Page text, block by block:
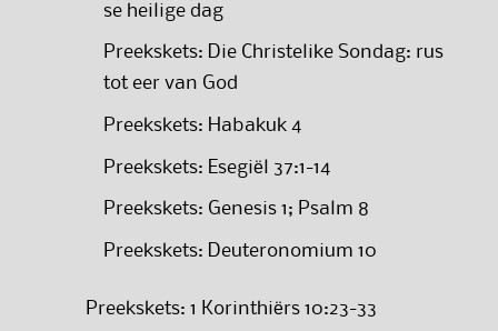
se heilige dag
Preekskets: Die Christelike Sondag: rus
tot eer van God
Preekskets: Habakuk 4
Preekskets: Esegiël 37:1-14
Preekskets: Genesis 1; Psalm 8
Preekskets: Deuteronomium 10
Preekskets: 1 Korinthiërs 10:23-33